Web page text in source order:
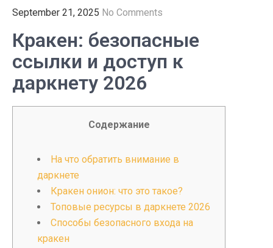
September 21, 2025 No Comments
Кракен: безопасные
ссылки и доступ к
даркнету 2026
Содержание
На что обратить внимание в
даркнете
Кракен онион: что это такое?
Топовые ресурсы в даркнете 2026
Способы безопасного входа на
кракен